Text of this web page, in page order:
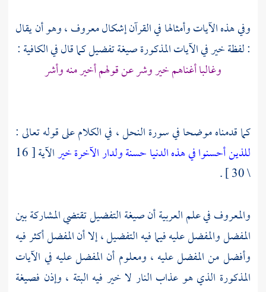
وفي هذه الآيات وأمثالها في القرآن إشكال معروف ، وهو أن يقال
: لفظة خير في الآيات المذكورة صيغة تفضيل كما قال في الكافية :
وغالبا أغناهم خير وشر عن قولهم أخير منه وأشر
كما قدمناه موضحا في سورة النحل ، في الكلام على قوله تعالى :
للذين أحسنوا في هذه الدنيا حسنة ولدار الآخرة خير
الآية [ 16
\ 30 ] .
والمعروف في علم العربية أن صيغة التفضيل تقتضي المشاركة بين
المفضل والمفضل عليه فيما فيه التفضيل ، إلا أن المفضل أكثر فيه
وأفضل من المفضل عليه ، ومعلوم أن المفضل عليه في الآيات
المذكورة الذي هو عذاب النار لا خير فيه البتة ، وإذن فصيغة